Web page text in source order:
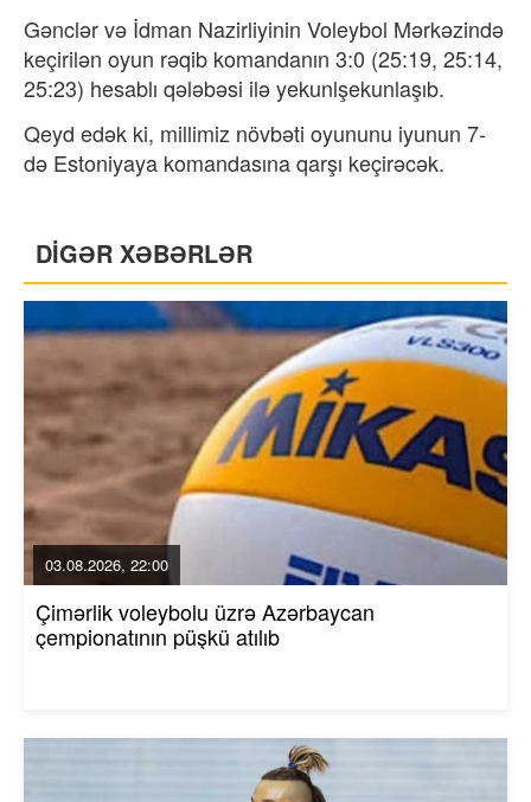
Gənclər və İdman Nazirliyinin Voleybol Mərkəzində
keçirilən oyun rəqib komandanın 3:0 (25:19, 25:14,
25:23) hesablı qələbəsi ilə yekunlşekunlaşıb.
Qeyd edək ki, millimiz növbəti oyununu iyunun 7-
də Estoniyaya komandasına qarşı keçirəcək.
DİGƏR XƏBƏRLƏR
03.08.2026, 22:00
Çimərlik voleybolu üzrə Azərbaycan
çempionatının püşkü atılıb